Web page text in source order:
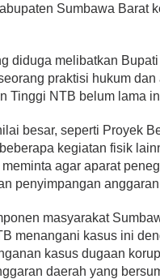
Sumbawa Barat
diduga melibatkan
praktisi hukum
Tinggi NTB belum lama
besar, seperti Proyek
kegiatan fisik
agar aparat
penyimpangan
masyarakat
menangani kasus ini
kasus dugaan
daerah yang